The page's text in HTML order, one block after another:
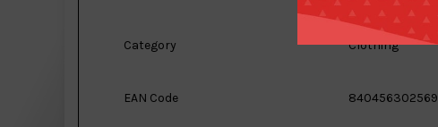
Category Clothing
EAN Code 840456302569